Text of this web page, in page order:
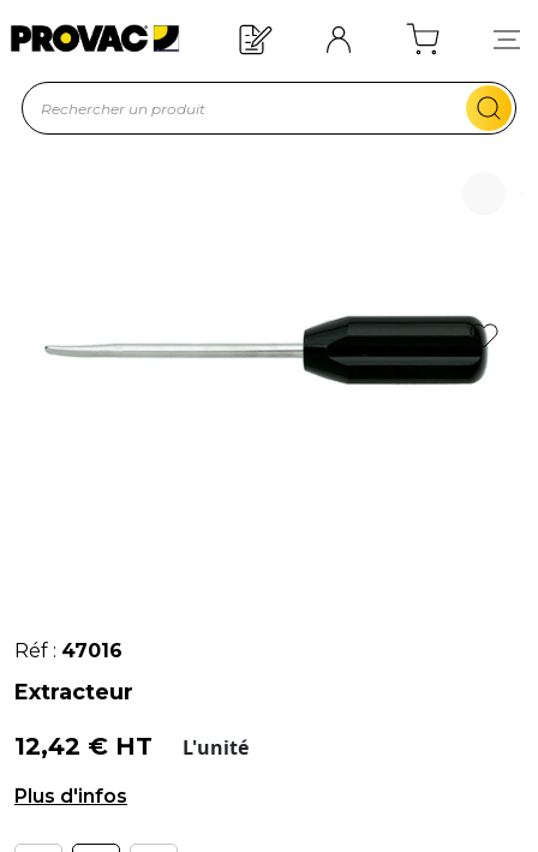
Offre de bienvenue : 20€ offerts !
En savoir plus
Réf : 47016
Extracteur
12,42 € HT L'unité
EXTRACTEUR à pointe courbée.